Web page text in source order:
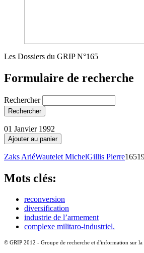
Les Dossiers du GRIP N°165
Formulaire de recherche
Rechercher
01 Janvier 1992
Zaks AriéWautelet MichelGillis Pierre
Mots clés:
reconversion
diversification
industrie de l’armement
complexe militaro-industriel.
© GRIP 2012 - Groupe de recherche et d'information sur